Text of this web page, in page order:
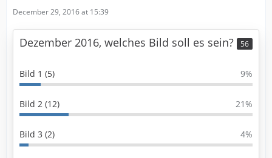
December 29, 2016 at 15:39
Dezember 2016, welches Bild soll es sein? 56
Bild 1 (5) 9%
Bild 2 (12) 21%
Bild 3 (2) 4%